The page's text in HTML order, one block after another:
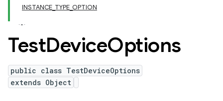
INSTANCE_TYPE_OPTION
TestDeviceOptions
public class TestDeviceOptions
extends Object